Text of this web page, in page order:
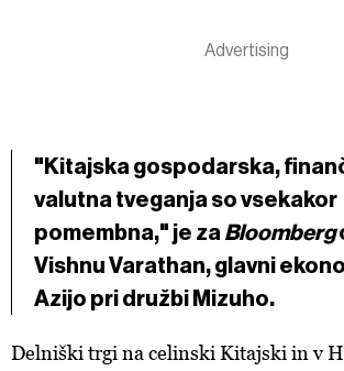
"Kitajska gospodarska,
valutna tveganja so vsekakor
pomembna," je zaBloomberg
Vishnu Varathan, glavni
Azijo pri družbi Mizuho.
Delniški trgi na celinski Kitajski in v